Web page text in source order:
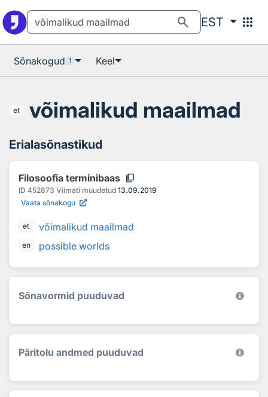
search EST apps
Sõnakogud 1 Keel
et võimalikud maailmad
Erialasõnastikud
Filosoofia terminibaas content_copy
ID 452873 Viimati muudetud 13.09.2019
Vaata sõnakogu
et võimalikud maailmad
en possible worlds
Sõnavormid puuduvad
Päritolu andmed puuduvad